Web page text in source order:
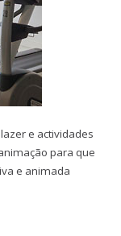
e actividades
para que
e animada